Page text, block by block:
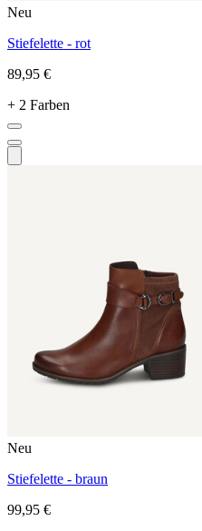
Neu
Stiefelette - rot
89,95 €
+ 2 Farben
Neu
Stiefelette - braun
99,95 €